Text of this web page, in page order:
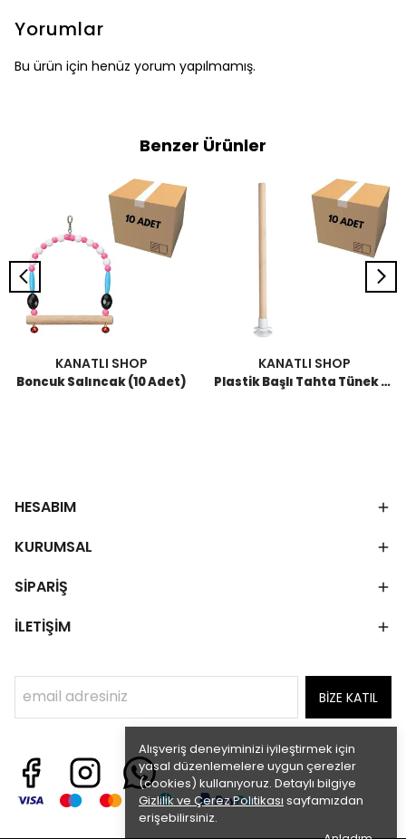
Alışveriş deneyiminizi iyileştirmek için
yasal düzenlemelere uygun çerezler
(cookies) kullanıyoruz. Detaylı bilgiye
Gizlilik ve Çerez Politikası sayfamızdan
erişebilirsiniz.
Yorumlar
Bu ürün için henüz yorum yapılmamış.
Benzer Ürünler
KANATLI SHOP
Boncuk Salıncak (10 Adet)
KANATLI SHOP
Plastik Başlı Tahta Tünek 25 CM (10 Adet)
HESABIM
KURUMSAL
SİPARİŞ
İLETİŞİM
BİZE KATIL